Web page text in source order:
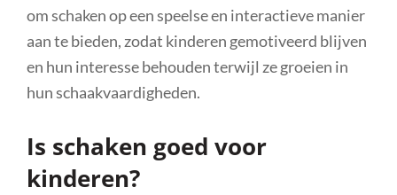
om schaken op een speelse en interactieve manier
aan te bieden, zodat kinderen gemotiveerd blijven
en hun interesse behouden terwijl ze groeien in
hun schaakvaardigheden.
Is schaken goed voor
kinderen?